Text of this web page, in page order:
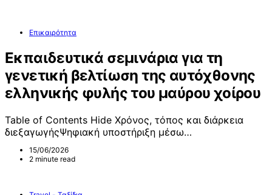
Επικαιρότητα
Εκπαιδευτικά σεμινάρια για τη
γενετική βελτίωση της αυτόχθονης
ελληνικής φυλής του μαύρου χοίρου
Table of Contents Hide Χρόνος, τόπος και διάρκεια
διεξαγωγήςΨηφιακή υποστήριξη μέσω…
15/06/2026
2 minute read